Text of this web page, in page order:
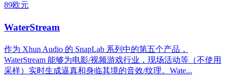
89欧元
WaterStream
作为 Xhun Audio 的 SnapLab 系列中的第五个产品，
WaterStream 能够为电影/视频游戏行业，现场活动等（不使用
采样）实时生成逼真和身临其境的音效/纹理。Wate...